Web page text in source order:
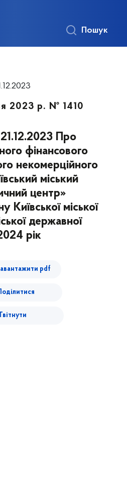
Пошук
2023 р. № 1410
Про
фінансового
некомерційного
міський
центр»
Київської міської
державної
рік
pdf
Твітнути